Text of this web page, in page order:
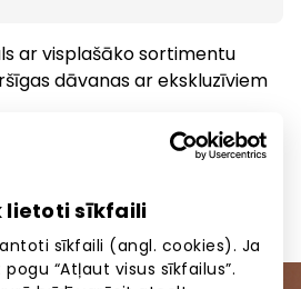
lietoti sīkfaili
sīkfaili (angl. cookies). Ja
“Atļaut visus sīkfailus”.
ar visplašāko sortimentu
dāvanas ar ekskluzīviem